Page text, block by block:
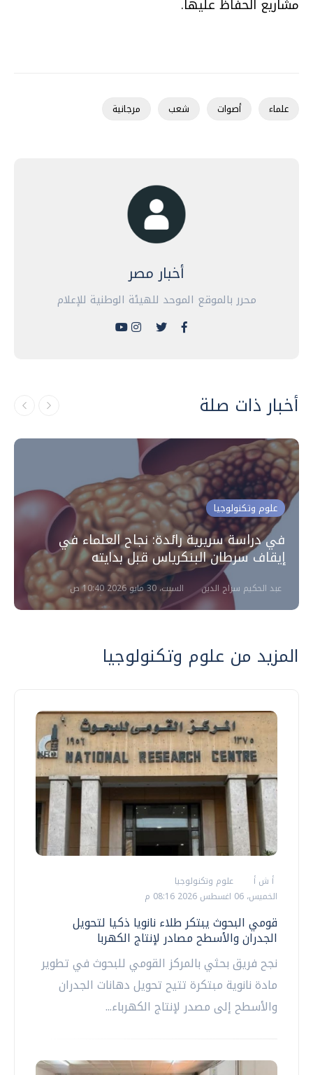
علماء أصوات شعب مرجانية
أخبار مصر
محرر بالموقع الموحد للهيئة الوطنية للإعلام
أخبار ذات صلة
علوم وتكنولوجيا
في دراسة سريرية رائدة: نجاح العلماء في
إيقاف سرطان البنكرياس قبل بدايته
عبد الحكيم سراج الدين السبت، 30 مايو 2026 10:40 ص
المزيد من علوم وتكنولوجيا
أ ش أ
علوم وتكنولوجيا
الخميس، 06 اغسطس 2026 08:16 م
قومي البحوث يبتكر طلاء نانويا ذكيا لتحويل
الجدران والأسطح مصادر لإنتاج الكهربا
نجح فريق بحثي بالمركز القومي للبحوث في تطوير
مادة نانوية مبتكرة تتيح تحويل دهانات الجدران
والأسطح إلى مصدر لإنتاج الكهرباء...